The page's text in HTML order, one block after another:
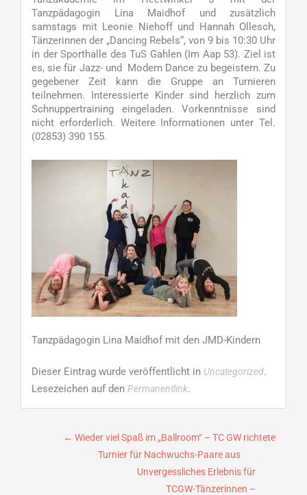
Tanzpädagogin Lina Maidhof und zusätzlich
samstags mit Leonie Niehoff und Hannah Ollesch,
Tänzerinnen der „Dancing Rebels“, von 9 bis 10:30 Uhr
in der Sporthalle des TuS Gahlen (Im Aap 53). Ziel ist
es, sie für Jazz- und Modern Dance zu begeistern. Zu
gegebener Zeit kann die Gruppe an Turnieren
teilnehmen. Interessierte Kinder sind herzlich zum
Schnuppertraining eingeladen. Vorkenntnisse sind
nicht erforderlich. Weitere Informationen unter Tel.
(02853) 390 155.
Tanzpädagogin Lina Maidhof mit den JMD-Kindern
Dieser Eintrag wurde veröffentlicht in Uncategorized.
Lesezeichen auf den Permanentlink.
Beitragsnavigation
← Wieder viel Spaß im „Ballroom“ – TC GW richtete
Turnier für Nachwuchs-Paare aus
Unvergessliches Erlebnis für
TCGW-Tänzerinnen –